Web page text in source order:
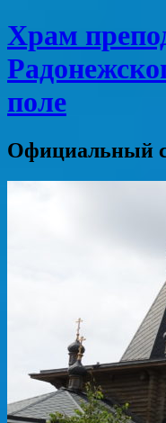
Храм
поле
Официальный